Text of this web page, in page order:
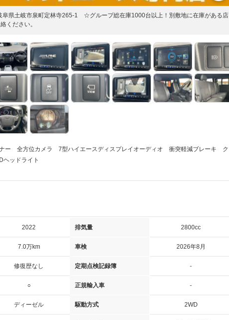
県土岐市泉町定林寺265-1 ☆グループ総在庫1000台以上！別敷地に在庫がある店
ください。
ー 全方位カメラ 7型ハイエースディスプレイオーディオ 衝突軽減ブレーキ ク
ッドライト
2022 排気量 2800cc
7.0万km 車検 2026年8月
修復歴なし 定期点検記録簿 -
○ 正規輸入車 -
ディーゼル 駆動方式 2WD